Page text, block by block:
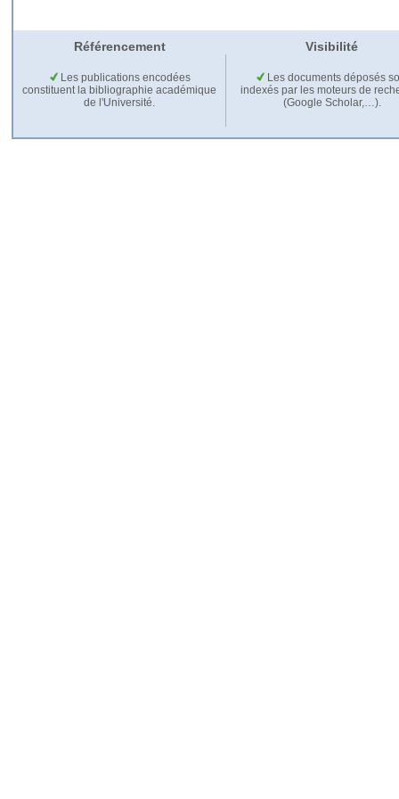
Référencement Visibilité
Les publications encodées
constituent la bibliographie académique
de l'Université.
Les documents déposés
indexés par les moteurs de
(Google Scholar,…).